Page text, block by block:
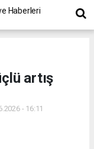
artış
- 16:11